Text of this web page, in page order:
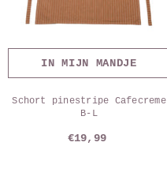
IN MIJN MANDJE
Schort pinestripe Cafecreme
B-L
€19,99